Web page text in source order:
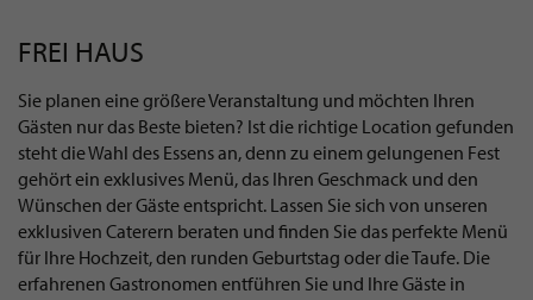
FREI HAUS
Sie planen eine größere Veranstaltung und möchten Ihren
Gästen nur das Beste bieten? Ist die richtige Location gefunden
steht die Wahl des Essens an, denn zu einem gelungenen Fest
gehört ein exklusives Menü, das Ihren Geschmack und den
Wünschen der Gäste entspricht. Lassen Sie sich von unseren
exklusiven Caterern beraten und finden Sie das perfekte Menü
für Ihre Hochzeit, den runden Geburtstag oder die Taufe. Die
erfahrenen Gastronomen entführen Sie und Ihre Gäste in